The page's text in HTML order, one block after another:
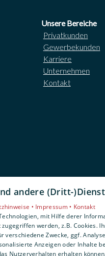
Unsere Bereiche
Privatkunden
Gewerbekunden
Karriere
Unternehmen
Kontakt
andere (Dritt-
• Impressum • Kontakt
mit Hilfe derer
werden, z.B. Cookies.
Zwecke, ggf.
Anzeigen oder Inhalte
Nutzerverhalten erhalten